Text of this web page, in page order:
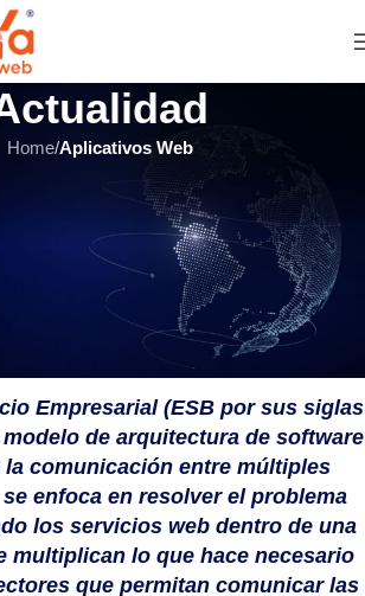
Home/Aplicativos Web
ÚLTIMOS ARTÍCULOS
para que sirve un Bus
de Servicios –
ESB?
YA Soluciones Web el 23 mayo, 2017
Empresarial (ESB por sus siglas
de arquitectura de software
la comunicación entre múltiples
enfoca en resolver el problema
los servicios web dentro de una
multiplican lo que hace necesario
que permitan comunicar las